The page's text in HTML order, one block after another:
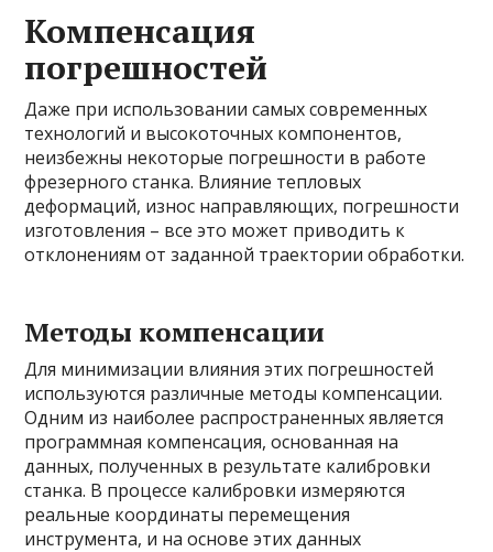
Компенсация
погрешностей
Даже при использовании самых современных
технологий и высокоточных компонентов,
неизбежны некоторые погрешности в работе
фрезерного станка. Влияние тепловых
деформаций, износ направляющих, погрешности
изготовления – все это может приводить к
отклонениям от заданной траектории обработки.
Методы компенсации
Для минимизации влияния этих погрешностей
используются различные методы компенсации.
Одним из наиболее распространенных является
программная компенсация, основанная на
данных, полученных в результате калибровки
станка. В процессе калибровки измеряются
реальные координаты перемещения
инструмента, и на основе этих данных